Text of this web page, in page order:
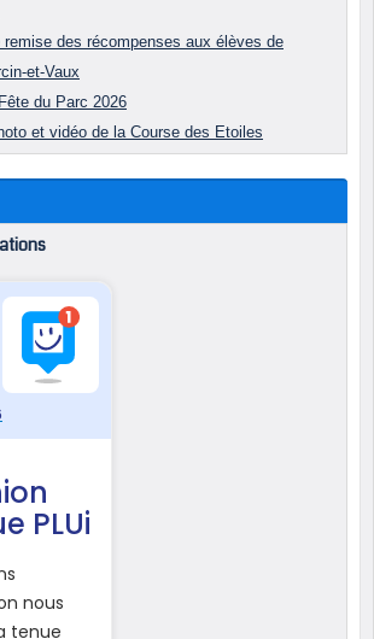
remise des récompenses aux élèves de
et-Vaux
du Parc 2026
et vidéo de la Course des Etoiles